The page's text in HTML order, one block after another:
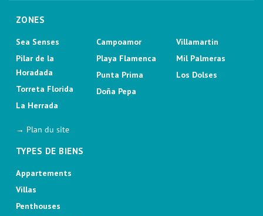
ZONES
Sea Senses
Pilar de la
Horadada
Torreta Florida
La Herrada
Campoamor
Playa Flamenca
Punta Prima
Doña Pepa
Villamartin
Mil Palmeras
Los Dolses
→ Plan du site
TYPES DE BIENS
Appartements
Villas
Penthouses